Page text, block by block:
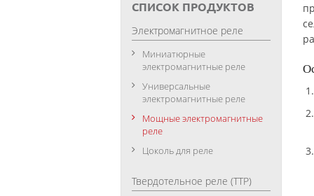
СПИСОК ПРОДУКТОВ
Электромагнитное реле
Миниатюрные
электромагнитные реле
Универсальные
электромагнитные реле
Мощные электромагнитные
реле
Цоколь для реле
Твердотельное реле (ТТР)